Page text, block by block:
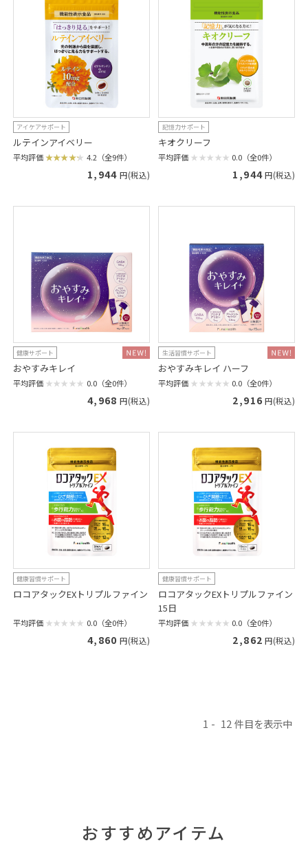
アイケアサポート
ルテインアイベリー
平均評価 4.2（全9件）
1,944 円(税込)
記憶力サポート
キオクリーフ
平均評価 0.0（全0件）
1,944 円(税込)
健康サポート
おやすみキレイ
平均評価 0.0（全0件）
4,968 円(税込)
生活習慣サポート
おやすみキレイ ハーフ
平均評価 0.0（全0件）
2,916 円(税込)
健康習慣サポート
ロコアタックEXトリプルファイン
平均評価 0.0（全0件）
4,860 円(税込)
健康習慣サポート
ロコアタックEXトリプルファイン
15日
平均評価 0.0（全0件）
2,862 円(税込)
1 12
おすすめアイテム